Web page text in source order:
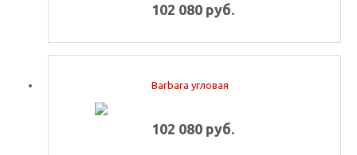
102 080 руб.
Barbara угловая
102 080 руб.